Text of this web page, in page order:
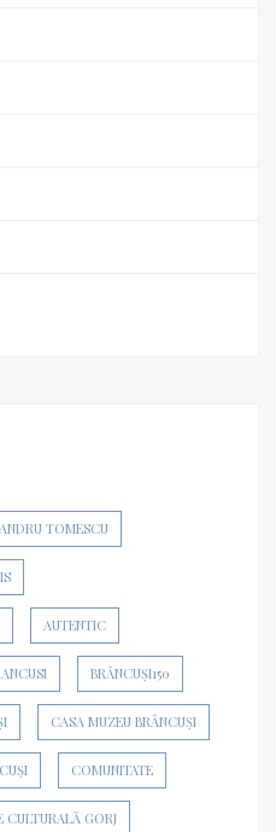
TOMESCU
AUTENTIC
BRÂNCUȘI150
CASA MUZEU BRÂNCUȘI
COMUNITATE
CULTURALĂ GORJ